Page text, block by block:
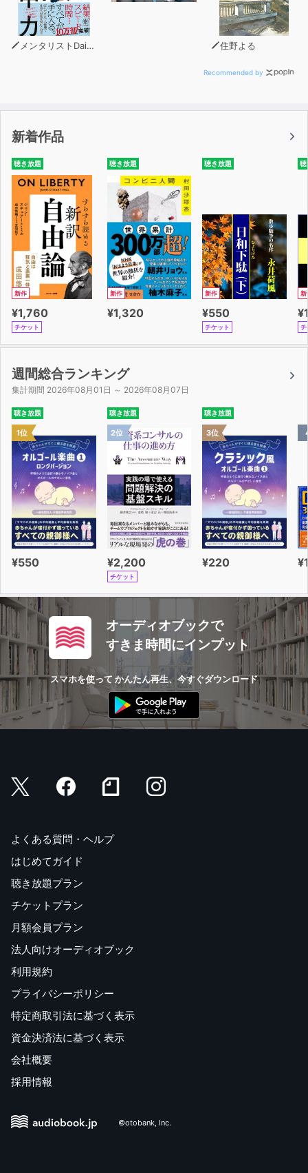
メンタリストDaiGo 住野よる
Recommended by
新着作品
聴き放題
新作
¥1,760
チケット
聴き放題
新作
¥1,320
聴き放題
新作
¥550
チケット
聴
新
チ
週間総合ランキング
集計期間 2026年08月01日 ～ 2026年08月07日
聴き放題
1位
¥550
聴き放題
2位
¥2,200
チケット
聴き放題
3位
¥220
オーディオブックで
すきま時間にインプット
スマホを使って かんたん再生、今すぐダウンロード
よくある質問・ヘルプ
はじめてガイド
聴き放題プラン
チケットプラン
月額会員プラン
法人向けオーディオブック
利用規約
プライバシーポリシー
特定商取引法に基づく表示
資金決済法に基づく表示
会社概要
採用情報
©otobank, Inc.